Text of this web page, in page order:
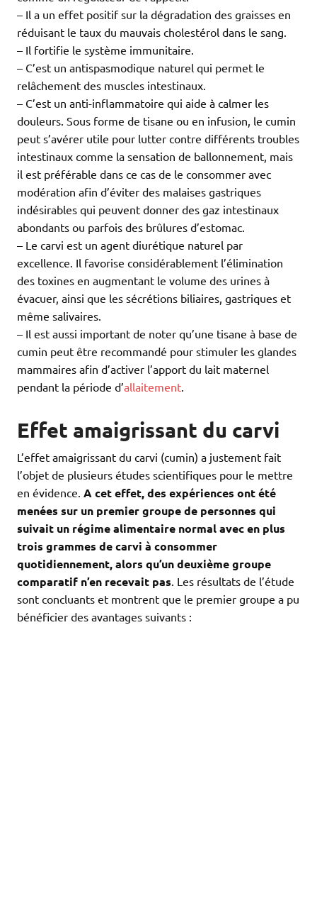
– Il a un effet positif sur la dégradation des graisses en
réduisant le taux du mauvais cholestérol dans le sang.
– Il fortifie le système immunitaire.
– C’est un antispasmodique naturel qui permet le
relâchement des muscles intestinaux.
– C’est un anti-inflammatoire qui aide à calmer les
douleurs. Sous forme de tisane ou en infusion, le cumin
peut s’avérer utile pour lutter contre différents troubles
intestinaux comme la sensation de ballonnement, mais
il est préférable dans ce cas de le consommer avec
modération afin d’éviter des malaises gastriques
indésirables qui peuvent donner des gaz intestinaux
abondants ou parfois des brûlures d’estomac.
– Le carvi est un agent diurétique naturel par
excellence. Il favorise considérablement l’élimination
des toxines en augmentant le volume des urines à
évacuer, ainsi que les sécrétions biliaires, gastriques et
même salivaires.
– Il est aussi important de noter qu’une tisane à base de
cumin peut être recommandé pour stimuler les glandes
mammaires afin d’activer l’apport du lait maternel
pendant la période d’allaitement
Effet amaigrissant du carvi
L’effet amaigrissant du carvi (cumin) a justement fait
l’objet de plusieurs études scientifiques pour le mettre
en évidence. A cet effet, des expériences ont été
menées sur un premier groupe de personnes qui
suivait un régime alimentaire normal avec en plus
trois grammes de carvi à consommer
quotidiennement, alors qu’un deuxième groupe
comparatif n’en recevait pas. Les résultats de l’étude
sont concluants et montrent que le premier groupe a pu
bénéficier des avantages suivants :